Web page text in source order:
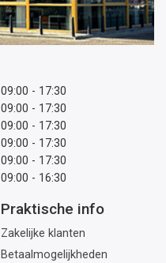
09:00 - 17:30
09:00 - 17:30
09:00 - 17:30
09:00 - 17:30
09:00 - 17:30
09:00 - 16:30
Praktische info
Zakelijke klanten
Betaalmogelijkheden